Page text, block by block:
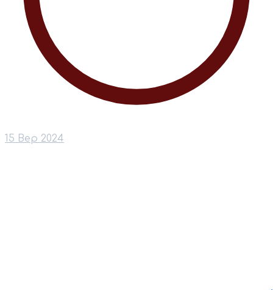
15 Вер 2024